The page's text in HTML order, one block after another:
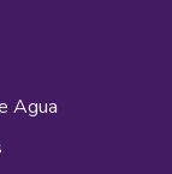
Agua